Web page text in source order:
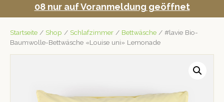
i
08 nur auf Voran­mel­dung geöffnet
Startseite / Shop / Schlafzimmer / Bettwäsche / #lavie Bio-
Baumwolle-Bettwäsche «Louise uni» Lemonade